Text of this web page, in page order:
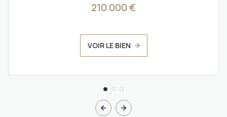
210 000 €
VOIR LE BIEN